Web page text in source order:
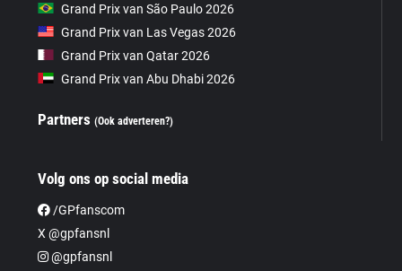
Grand Prix van São Paulo 2026
Grand Prix van Las Vegas 2026
Grand Prix van Qatar 2026
Grand Prix van Abu Dhabi 2026
Partners(Ook adverteren?)
Volg ons op social media
/GPfanscom
X @gpfansnl
@gpfansnl